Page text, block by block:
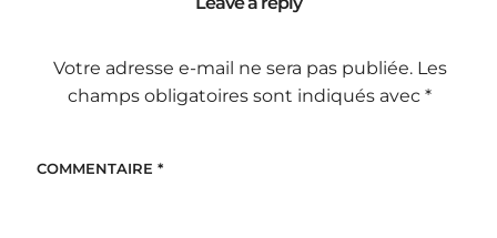
Votre adresse e-mail ne sera pas publiée. Les
champs obligatoires sont indiqués avec*
COMMENTAIRE *